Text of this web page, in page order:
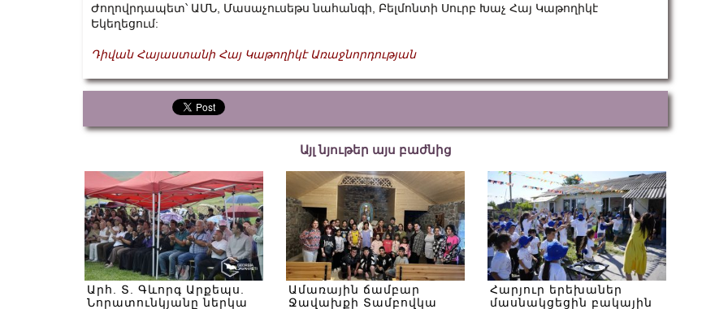
Ժողովրդապետ՝ ԱՄՆ, Մասաչուսեթս նահանգի, Բելմոնտի Սուրբ Խաչ Հայ Կաթողիկէ
Եկեղեցում:
Դիվան Հայաստանի Հայ Կաթողիկէ Առաջնորդության
Այլ նյութեր այս բաժնից
Արհ. Տ. Գևորգ Արքեպս.
Նորատունկյանը ներկա
Ամառային ճամբար
Ջավախքի Տամբովկա
Հարյուր երեխաներ
մասնակցեցին բակային